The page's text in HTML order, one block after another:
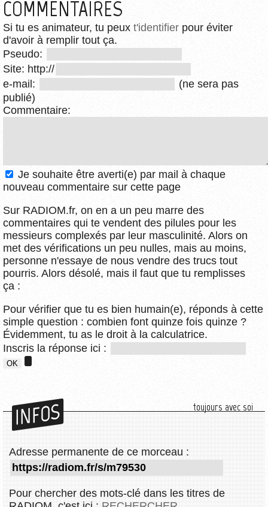
COMMENTAIRES
Si tu es animateur, tu peux t'identifier pour éviter
d'avoir à remplir tout ça.
Pseudo:
Site: http://
e-mail:
(ne sera pas
publié)
Commentaire:
Je souhaite être averti(e) par mail à chaque
nouveau commentaire sur cette page
Sur RADIOM.fr, on en a un peu marre des
commentaires qui te vendent des pilules pour les
messieurs complexés par leur masculinité. Alors on
met des vérifications un peu nulles, mais au moins,
personne n'essaye de nous vendre des trucs tout
pourris. Alors désolé, mais il faut que tu remplisses
ça :
Pour vérifier que tu es bien humain(e), réponds à cette
simple question : combien font quinze fois quinze ?
Évidemment, tu as le droit à la calculatrice.
Inscris la réponse ici :
INFOS toujours avec soi
Adresse permanente de ce morceau :
Pour chercher des mots-clé dans les titres de